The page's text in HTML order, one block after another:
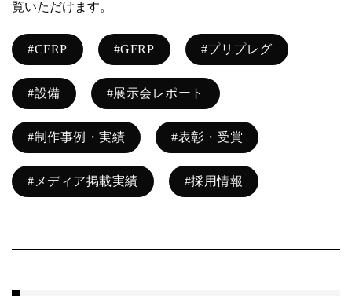
覧いただけます。
#CFRP #GFRP #プリプレグ
#設備 #展示会レポート
#制作事例・実績 #表彰・受賞
#メディア掲載実績 #採用情報